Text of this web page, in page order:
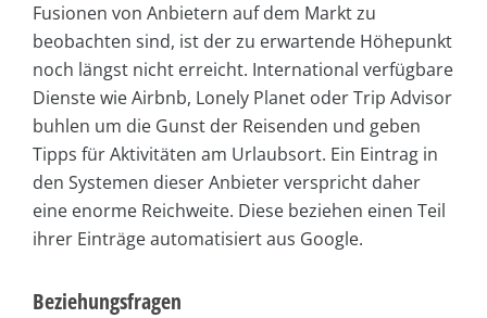
Fusionen von Anbietern auf dem Markt zu
beobachten sind, ist der zu erwartende Höhepunkt
noch längst nicht erreicht. International verfügbare
Dienste wie Airbnb, Lonely Planet oder Trip Advisor
buhlen um die Gunst der Reisenden und geben
Tipps für Aktivitäten am Urlaubsort. Ein Eintrag in
den Systemen dieser Anbieter verspricht daher
eine enorme Reichweite. Diese beziehen einen Teil
ihrer Einträge automatisiert aus Google.
Beziehungsfragen